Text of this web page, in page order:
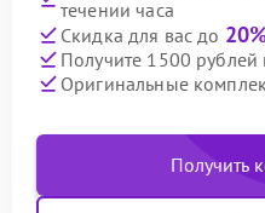
течении часа
Скидка для вас до
Получите 1500 рублей
Оригинальные
Получить